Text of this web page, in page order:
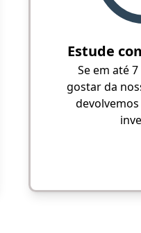
Estude
Se em até
gostar da